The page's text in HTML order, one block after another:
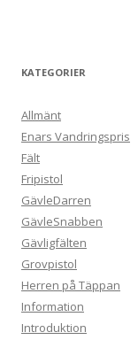
KATEGORIER
Allmänt
Enars Vandringspris
Fält
Fripistol
GävleDarren
GävleSnabben
Gävligfälten
Grovpistol
Herren på Täppan
Information
Introduktion